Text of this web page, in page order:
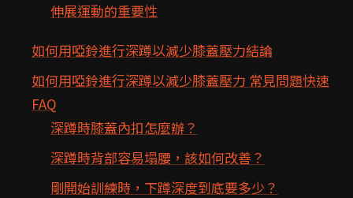
伸展運動的重要性
如何用啞鈴進行深蹲以減少膝蓋壓力結論
如何用啞鈴進行深蹲以減少膝蓋壓力 常見問題快速
FAQ
深蹲時膝蓋內扣怎麼辦？
深蹲時背部容易塌腰，該如何改善？
剛開始訓練時，下蹲深度到底要多少？